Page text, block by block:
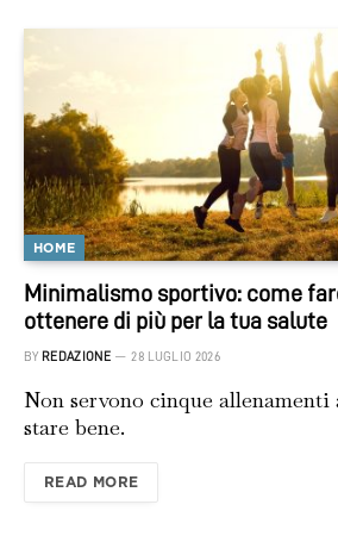
HOME
Minimalismo sportivo: come
ottenere di più per la tua salute
BY REDAZIONE 28 LUGLIO 2026
Non servono cinque allenamenti
stare bene.
READ MORE